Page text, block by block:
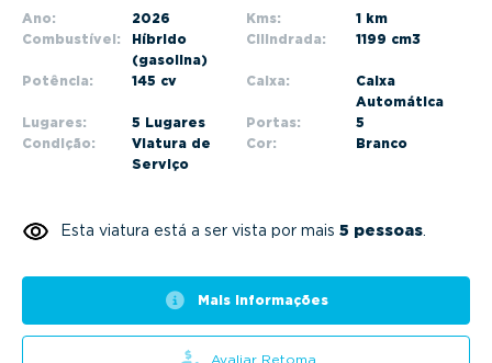
Ano: 2026 Kms:
1 km
Combustível:
Híbrido
(gasolina)
Cilindrada: 1199 cm3
Potência: 145 cv Caixa:
Caixa
Automática
Lugares:
5 Lugares Portas:
5
Condição:
Viatura de
Serviço
Cor: Branco
Esta viatura está a ser vista por mais 5 pessoas
Mais informações
Avaliar Retoma